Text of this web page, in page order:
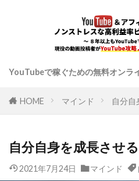
YouTubeで稼ぐための無料オンラ
HOME マインド 自分
自分自身を成長させ
2021年7月24日 マインド